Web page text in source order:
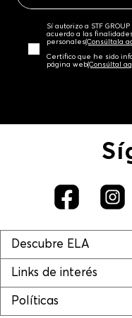
Sí autorizo a STF
acuerdo a las
personales‎(Consúltala
Certifico que he sido
página web‎(Consúltal
Descubre ELA
Links de interés
Políticas